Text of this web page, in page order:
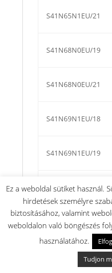
S41N65N1EU/21
S41N68N0EU/19
S41N68N0EU/21
S41N69N1EU/18
S41N69N1EU/19
S41N69N1EU/21
S41N85N0DE/01
S41N85N0DE/19
S41N85N0DE/21
Ez a weboldal sütiket használ.
hirdetések személyre
biztosításához, valamint
weboldalon való böngészés
használatához.
Tudjon